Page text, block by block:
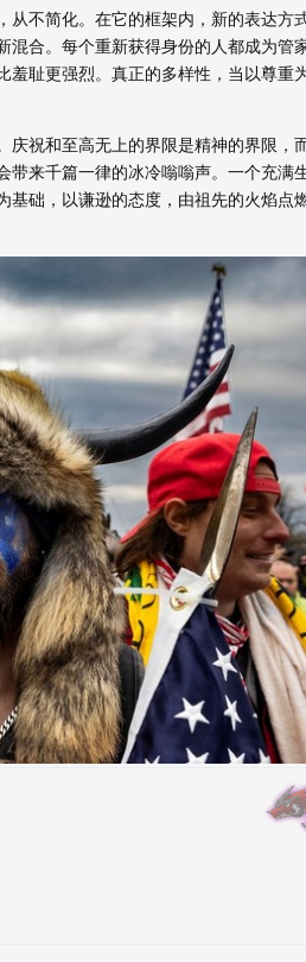
从不简化。在它的框架内，新的表达
合。每个重新获得身份的人都成为管
耻更强烈。真正的多样性，当以尊重
祝和至高无上的界限是精神的界限，
来千篇一律的冰冷嗡嗡声。一个充满
础，以谦逊的态度，由祖先的火焰点